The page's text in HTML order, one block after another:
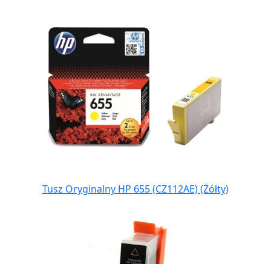
Tusz Oryginalny HP 655 (CZ112AE) (Żółty)